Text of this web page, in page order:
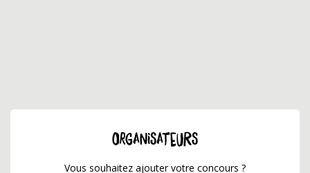
ORGANISATEURS
Vous souhaitez ajouter votre concours ?